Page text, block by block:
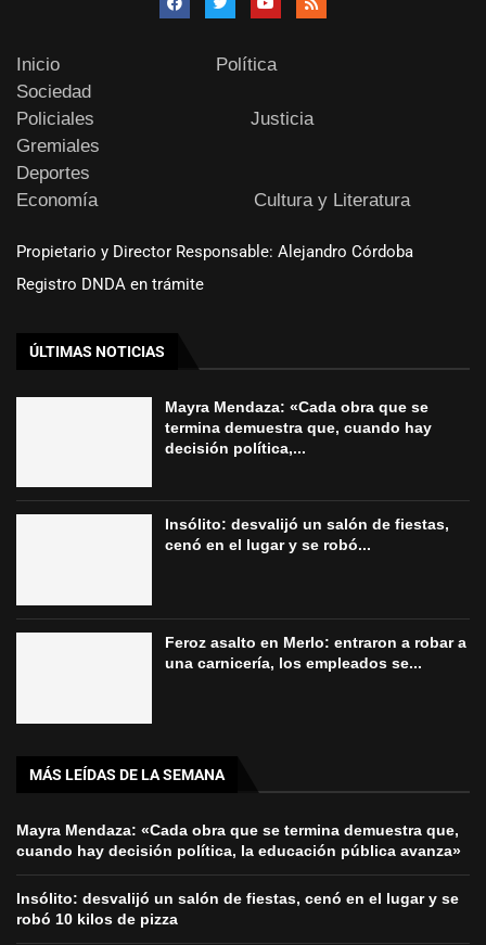
Inicio
Política
Sociedad
Policiales
Justicia
Gremiales
Deportes
Economía
Cultura y Literatura
Propietario y Director Responsable: Alejandro Córdoba
Registro DNDA en trámite
ÚLTIMAS NOTICIAS
Mayra Mendaza: «Cada obra que se
termina demuestra que, cuando hay
decisión política,...
Insólito: desvalijó un salón de fiestas,
cenó en el lugar y se robó...
Feroz asalto en Merlo: entraron a robar a
una carnicería, los empleados se...
MÁS LEÍDAS DE LA SEMANA
Mayra Mendaza: «Cada obra que se termina demuestra que,
cuando hay decisión política, la educación pública avanza»
Insólito: desvalijó un salón de fiestas, cenó en el lugar y se
robó 10 kilos de pizza